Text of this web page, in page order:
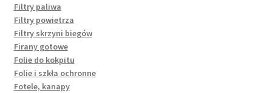
Filtry paliwa
Filtry powietrza
Filtry skrzyni biegów
Firany gotowe
Folie do kokpitu
Folie i szkła ochronne
Fotele, kanapy